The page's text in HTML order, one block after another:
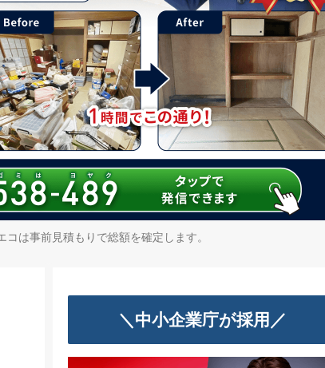
は事前見積もりで総額を確定します。
＼中小企業庁が採用／